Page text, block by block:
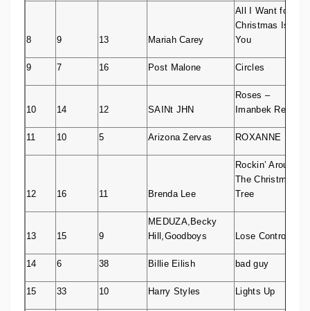
LP1
8 9 13 Mariah Carey
All I Want for
Christmas Is
You
9 7 16 Post Malone Circles
10 14 12 SAINt JHN
Roses –
Imanbek Remix
11 10 5 Arizona Zervas ROXANNE
12 16 11 Brenda Lee
Rockin’ Around
The Christmas
Tree
13 15 9
MEDUZA,Becky
Hill,Goodboys
Lose Control
14 6 38 Billie Eilish bad guy
15 33 10 Harry Styles Lights Up